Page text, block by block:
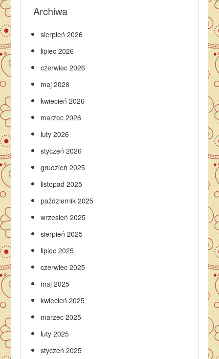
Archiwa
sierpień 2026
lipiec 2026
czerwiec 2026
maj 2026
kwiecień 2026
marzec 2026
luty 2026
styczeń 2026
grudzień 2025
listopad 2025
październik 2025
wrzesień 2025
sierpień 2025
lipiec 2025
czerwiec 2025
maj 2025
kwiecień 2025
marzec 2025
luty 2025
styczeń 2025